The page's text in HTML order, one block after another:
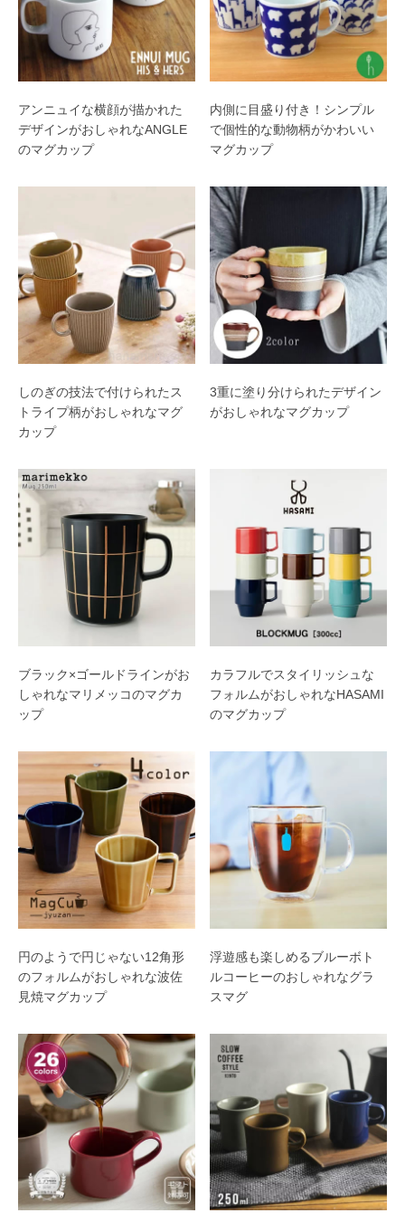
アンニュイな横顔が描かれた
デザインがおしゃれなANGLE
のマグカップ
内側に目盛り付き！シンプル
で個性的な動物柄がかわいい
マグカップ
しのぎの技法で付けられたス
トライプ柄がおしゃれなマグ
カップ
3重に塗り分けられたデザイン
がおしゃれなマグカップ
ブラック×ゴールドラインがお
しゃれなマリメッコのマグカ
ップ
カラフルでスタイリッシュな
フォルムがおしゃれなHASAMI
のマグカップ
円のようで円じゃない12角形
のフォルムがおしゃれな波佐
見焼マグカップ
浮遊感も楽しめるブルーボト
ルコーヒーのおしゃれなグラ
スマグ